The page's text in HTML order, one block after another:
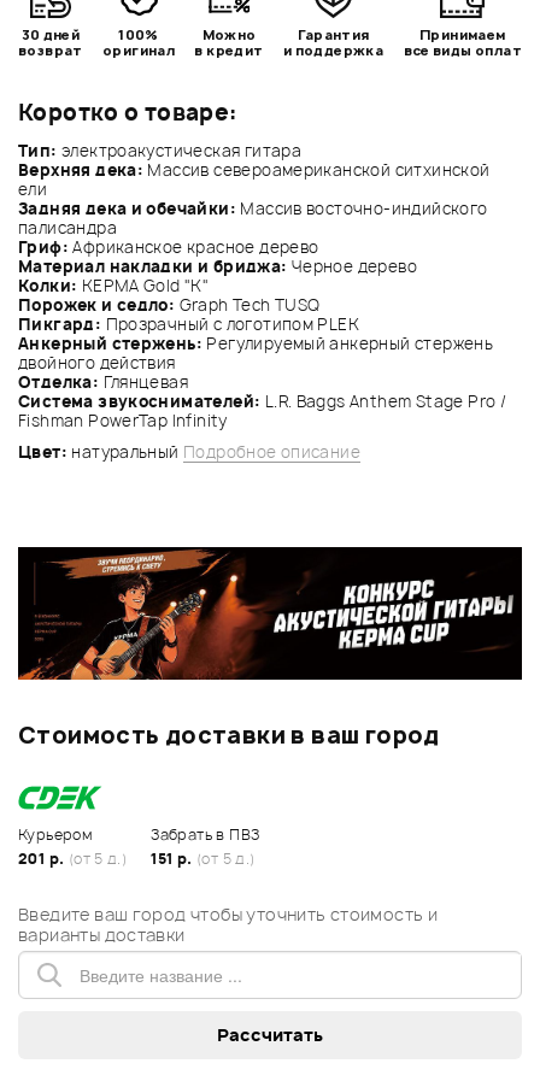
Коротко о товаре:
Тип: электроакустическая гитара
Верхняя дека: Массив североамериканской ситхинской
ели
Задняя дека и обечайки: Массив восточно-индийского
палисандра
Гриф:Африканское красное дерево
Материал накладки и бриджа: Черное дерево
Колки: KEPMA Gold "K"
Порожек и седло: Graph Tech TUSQ
Пикгард: Прозрачный с логотипом PLEK
Анкерный стержень: Регулируемый анкерный стержень
двойного действия
Отделка: Глянцевая
Система звукоснимателей: L.R. Baggs Anthem Stage Pro /
Fishman PowerTap Infinity
Цвет: натуральный Подробное описание
30 дней
возврат
100%
оригинал
Можно
в кредит
Гарантия
и поддержка
Принимаем
все виды оплат
Стоимость доставки в ваш город
Курьером
201 р. (от 5 д.)
Забрать в ПВЗ
151 р. (от 5 д.)
Введите ваш город чтобы уточнить стоимость и
варианты доставки